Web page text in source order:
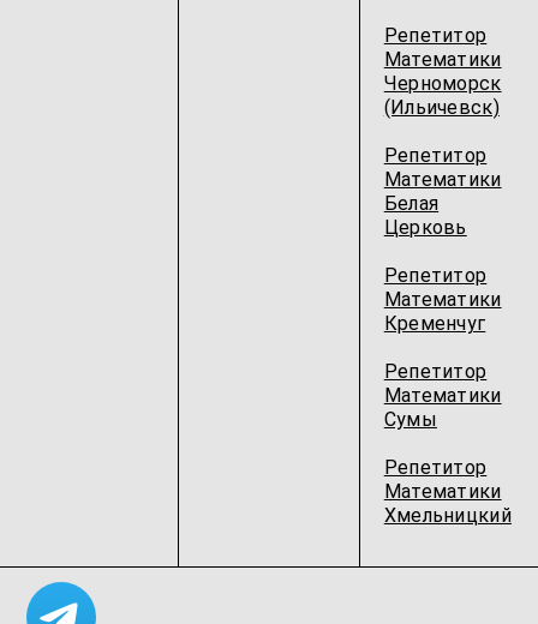
Репетитор
Математики
Черноморск
(Ильичевск)
Репетитор
Математики
Белая
Церковь
Репетитор
Математики
Кременчуг
Репетитор
Математики
Сумы
Репетитор
Математики
Хмельницкий